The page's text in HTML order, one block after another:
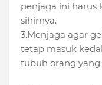
penjaga ini harus
sihirnya.
3.Menjaga agar
tetap masuk
tubuh orang yang